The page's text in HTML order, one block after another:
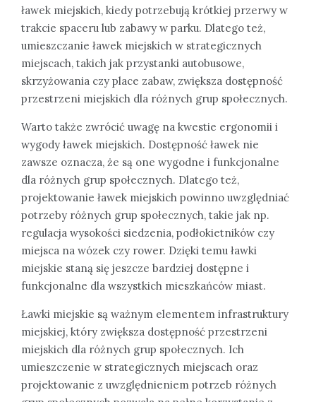
ławek miejskich, kiedy potrzebują krótkiej przerwy w
trakcie spaceru lub zabawy w parku. Dlatego też,
umieszczanie ławek miejskich w strategicznych
miejscach, takich jak przystanki autobusowe,
skrzyżowania czy place zabaw, zwiększa dostępność
przestrzeni miejskich dla różnych grup społecznych.
Warto także zwrócić uwagę na kwestie ergonomii i
wygody ławek miejskich. Dostępność ławek nie
zawsze oznacza, że są one wygodne i funkcjonalne
dla różnych grup społecznych. Dlatego też,
projektowanie ławek miejskich powinno uwzględniać
potrzeby różnych grup społecznych, takie jak np.
regulacja wysokości siedzenia, podłokietników czy
miejsca na wózek czy rower. Dzięki temu ławki
miejskie staną się jeszcze bardziej dostępne i
funkcjonalne dla wszystkich mieszkańców miast.
Ławki miejskie są ważnym elementem infrastruktury
miejskiej, który zwiększa dostępność przestrzeni
miejskich dla różnych grup społecznych. Ich
umieszczenie w strategicznych miejscach oraz
projektowanie z uwzględnieniem potrzeb różnych